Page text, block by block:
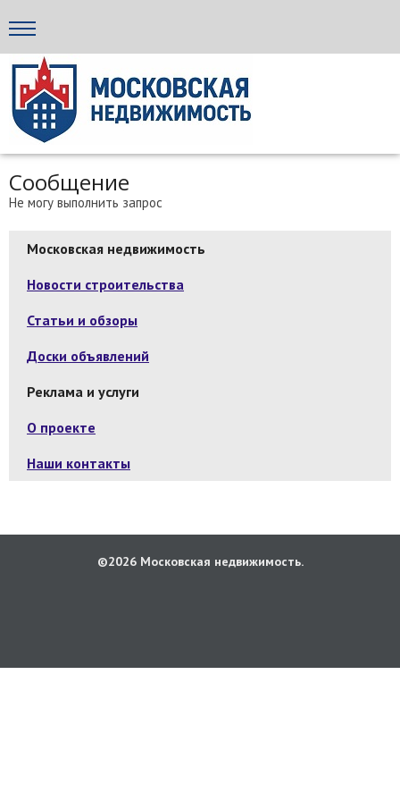
Стройка24
Сообщение
Не могу выполнить запрос
Московская недвижимость
Новости строительства
Статьи и обзоры
Доски объявлений
Реклама и услуги
О проекте
Наши контакты
©2026 Московская недвижимость.